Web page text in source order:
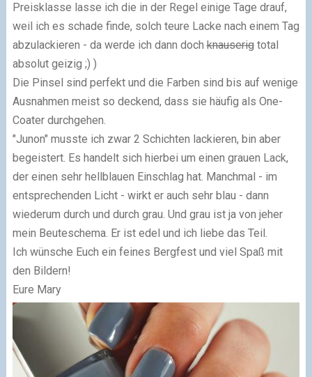
Preisklasse lasse ich die in der Regel einige Tage drauf,
weil ich es schade finde, solch teure Lacke nach einem Tag
abzulackieren - da werde ich dann dochknauserigtotal
absolut geizig ;) )
Die Pinsel sind perfekt und die Farben sind bis auf wenige
Ausnahmen meist so deckend, dass sie häufig als One-
Coater durchgehen.
"Junon" musste ich zwar 2 Schichten lackieren, bin aber
begeistert. Es handelt sich hierbei um einen grauen Lack,
der einen sehr hellblauen Einschlag hat. Manchmal - im
entsprechenden Licht - wirkt er auch sehr blau - dann
wiederum durch und durch grau. Und grau ist ja von jeher
mein Beuteschema. Er ist edel und ich liebe das Teil.
Ich wünsche Euch ein feines Bergfest und viel Spaß mit
den Bildern!
Eure Mary